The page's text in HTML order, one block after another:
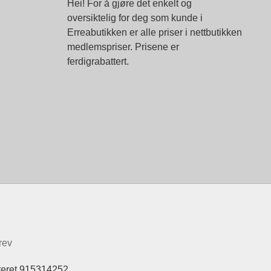
Hei! For å gjøre det enkelt og
oversiktelig for deg som kunde i
Erreabutikken er alle priser i nettbutikken
medlemspriser. Prisene er
ferdigrabattert.